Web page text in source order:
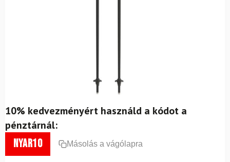
10% kedvezményért használd a kódot a
pénztárnál:
nyar10 Másolás a vágólapra